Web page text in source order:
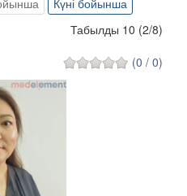
Күні бойынша
Табылды 10 (2/8)
(0 / 0)